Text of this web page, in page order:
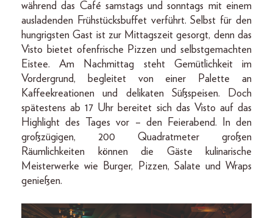
während das Café samstags und sonntags mit einem
ausladenden Frühstücksbuffet verführt. Selbst für den
hungrigsten Gast ist zur Mittagszeit gesorgt, denn das
Visto bietet ofenfrische Pizzen und selbstgemachten
Eistee. Am Nachmittag steht Gemütlichkeit im
Vordergrund, begleitet von einer Palette an
Kaffeekreationen und delikaten Süßspeisen. Doch
spätestens ab 17 Uhr bereitet sich das Visto auf das
Highlight des Tages vor – den Feierabend. In den
großzügigen, 200 Quadratmeter großen
Räumlichkeiten können die Gäste kulinarische
Meisterwerke wie Burger, Pizzen, Salate und Wraps
genießen.